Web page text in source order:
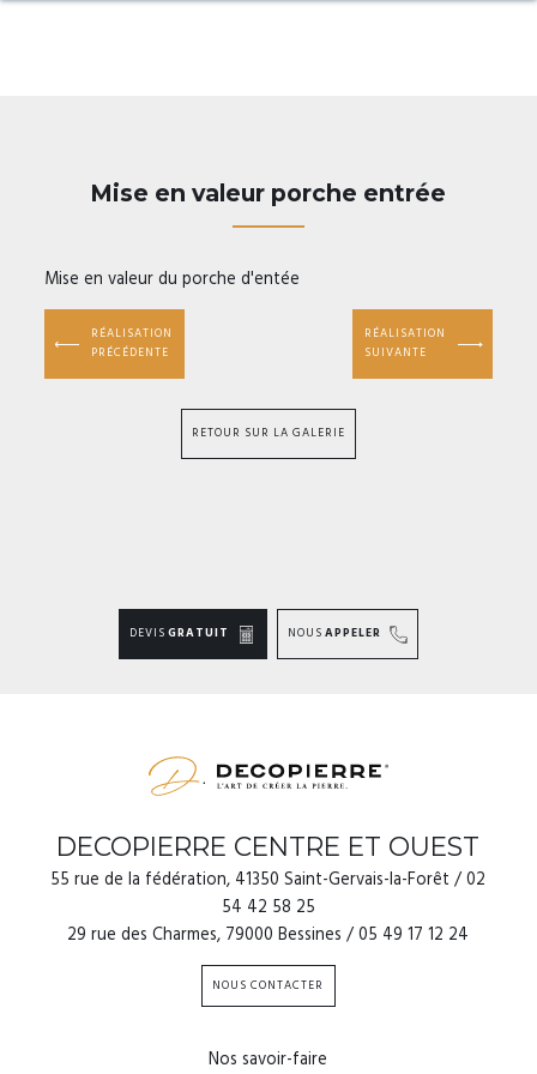
Mise en valeur porche entrée
Mise en valeur du porche d'entée
RÉALISATION
PRÉCÉDENTE
RÉALISATION
SUIVANTE
RETOUR SUR LA GALERIE
DEVIS GRATUIT NOUS APPELER
DECOPIERRE CENTRE ET OUEST
55 rue de la fédération, 41350 Saint-Gervais-la-Forêt / 02
54 42 58 25
29 rue des Charmes, 79000 Bessines / 05 49 17 12 24
NOUS CONTACTER
Nos savoir-faire